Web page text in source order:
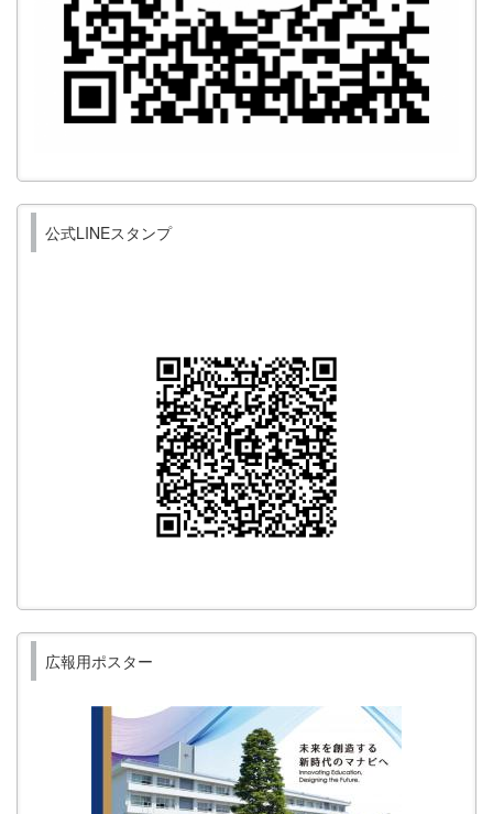
公式LINEスタンプ
広報用ポスター